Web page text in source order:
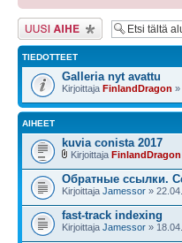
Lähetä uusi viesti
TIEDOTTEET
Galleria nyt avattu
Kirjoittaja FinlandDragon »
AIHEET
kuvia conista 2017
Kirjoittaja FinlandDragon
Обратные ссылки.
Kirjoittaja Jamessor »
fast-track indexing
Kirjoittaja Jamessor »